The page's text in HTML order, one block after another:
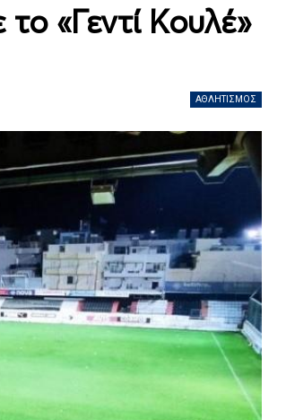
«Γεντί Κουλέ»
ΑΘΛΗΤΙΣΜΌΣ